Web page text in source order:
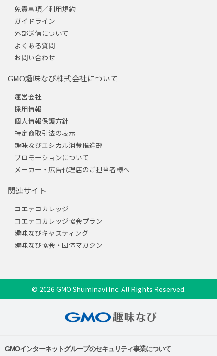
免責事項／利用規約
ガイドライン
外部送信について
よくある質問
お問い合わせ
GMO趣味なび株式会社について
運営会社
採用情報
個人情報保護方針
特定商取引法の表示
趣味なびエシカル消費推進部
プロモーションについて
メーカー・広告代理店のご担当者様へ
関連サイト
コエテコカレッジ
コエテコカレッジ協会プラン
趣味なびキャスティング
趣味なび協会・団体マガジン
© 2026 GMO Shuminavi Inc. All Rights Reserved.